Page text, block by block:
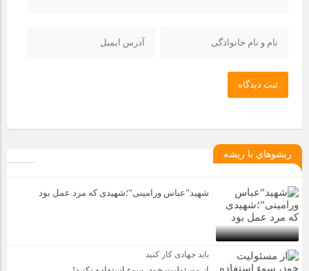
ثبت دیدگاه
ريشوهاي با ريشه
شهید”عباس ورامینی”؛شهیدی که مرد عمل بود
باید جهادی کار کنید